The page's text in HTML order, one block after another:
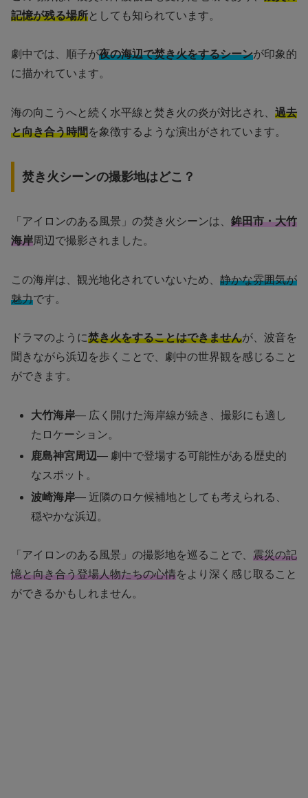
記憶が残る場所としても知られています。
劇中では、順子が夜の海辺で焚き火をするシーンが印象的
に描かれています。
海の向こうへと続く水平線と焚き火の炎が対比され、 過去
と向き合う時間を象徴するような演出がされています。
焚き火シーンの撮影地はどこ？
「アイロンのある風景」の焚き火シーンは、 鉾田市・大竹
海岸周辺で撮影されました。
この海岸は、観光地化されていないため、 静かな雰囲気が
魅力です。
ドラマのように焚き火をすることはできませんが、波音を
聞きながら浜辺を歩くことで、劇中の世界観を感じること
ができます。
大竹海岸— 広く開けた海岸線が続き、撮影にも適し
たロケーション。
鹿島神宮周辺— 劇中で登場する可能性がある歴史的
なスポット。
波崎海岸— 近隣のロケ候補地としても考えられる、
穏やかな浜辺。
「アイロンのある風景」の撮影地を巡ることで、 震災の記
憶と向き合う登場人物たちの心情をより深く感じ取ること
ができるかもしれません。